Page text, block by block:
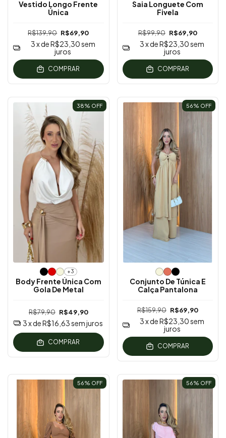
Vestido Longo Frente
Única
R$139,90 R$69,90
3x deR$23,30sem
juros
COMPRAR
Saia Longuete Com
Fivela
R$99,90 R$69,90
3x deR$23,30sem
juros
COMPRAR
38% OFF
+3
Body Frente Única Com
Gola De Metal
R$79,90 R$49,90
3x deR$16,63sem juros
COMPRAR
56% OFF
Conjunto De Túnica E
Calça Pantalona
R$159,90 R$69,90
3x deR$23,30sem
juros
COMPRAR
56% OFF 56% OFF